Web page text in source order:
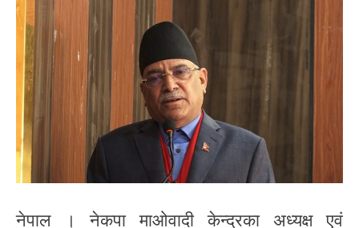
नेपाल । नेकपा माओवादी केन्द्रका अध्यक्ष एवं